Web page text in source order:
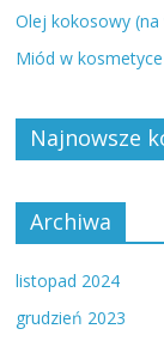
Olej kokosowy (na
Miód w
Najnowsze
Archiwa
listopad 2024
grudzień 2023